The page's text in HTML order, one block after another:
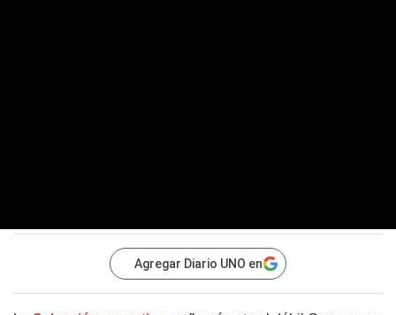
Agregar Diario UNO en